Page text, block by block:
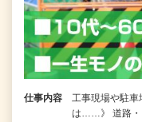
仕事内容
工事現場や駐車
は……》 道路・